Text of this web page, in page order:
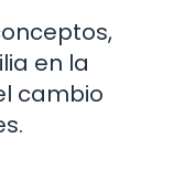
en la
cambio